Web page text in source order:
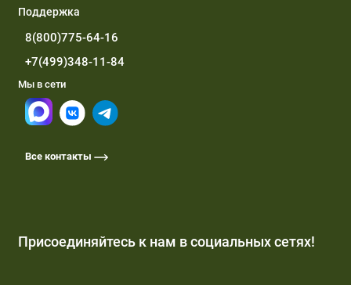
Поддержка
8(800)775-64-16
+7(499)348-11-84
Мы в сети
Все контакты
Присоединяйтесь к нам в социальных сетях!